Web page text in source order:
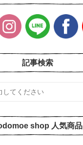
記事検索
shop 人気商品